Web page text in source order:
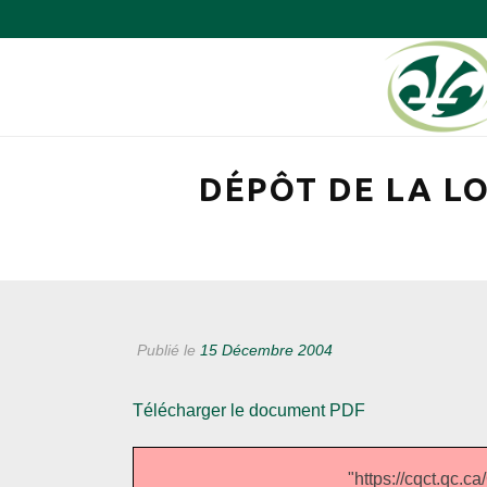
DÉPÔT DE LA
Publié le 15 Décembre 2004
Télécharger le document PDF
"https://